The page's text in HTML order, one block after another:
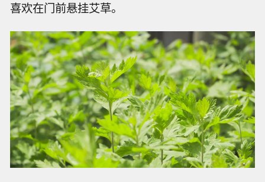
喜欢在门前悬挂艾草。